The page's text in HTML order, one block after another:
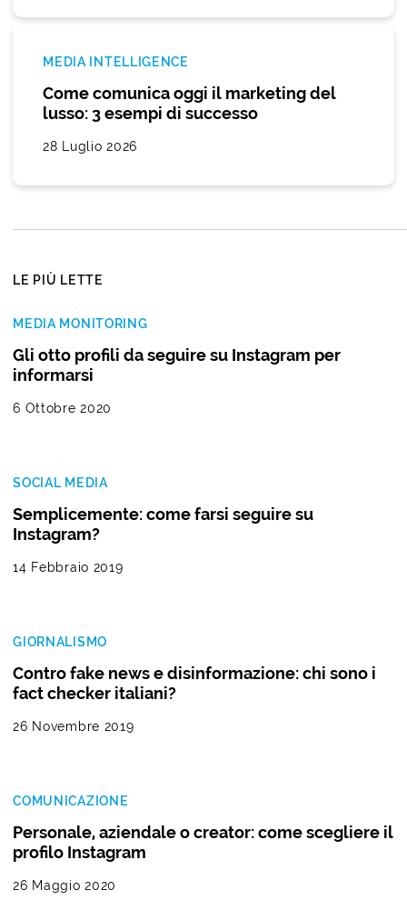
MEDIA INTELLIGENCE
Come comunica oggi il marketing del
lusso: 3 esempi di successo
28 Luglio 2026
LE PIÙ LETTE
MEDIA MONITORING
Gli otto profili da seguire su Instagram per
informarsi
6 Ottobre 2020
SOCIAL MEDIA
Semplicemente: come farsi seguire su
Instagram?
14 Febbraio 2019
GIORNALISMO
Contro fake news e disinformazione: chi sono i
fact checker italiani?
26 Novembre 2019
COMUNICAZIONE
Personale, aziendale o creator: come scegliere il
profilo Instagram
26 Maggio 2020